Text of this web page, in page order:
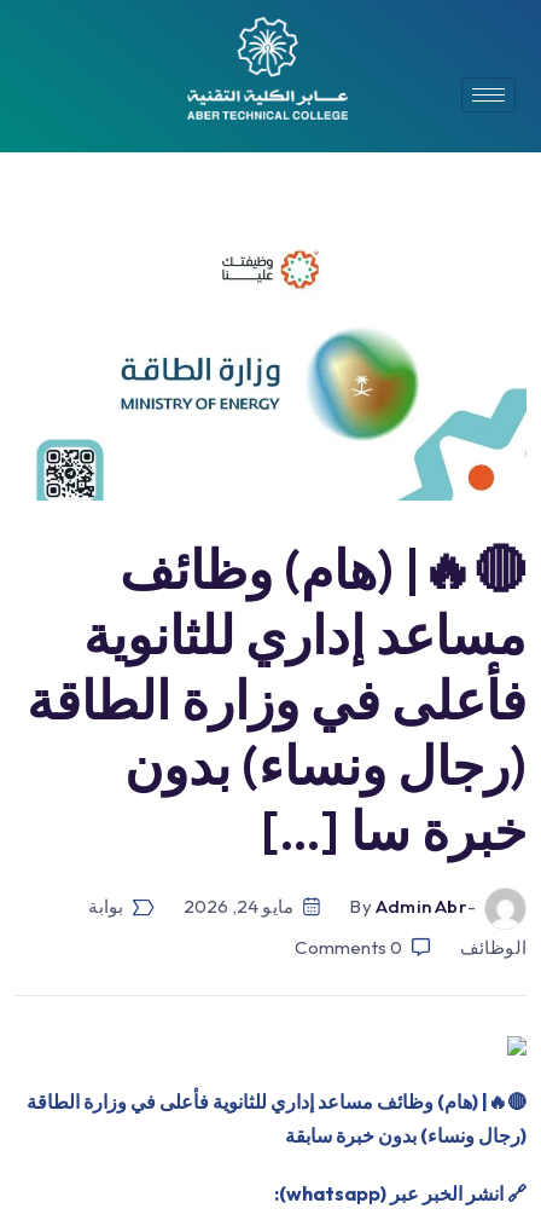
🔴🔥| (هام) وظائف
مساعد إداري للثانوية
فأعلى في وزارة الطاقة
(رجال ونساء) بدون
خبرة سا […]
-by
Admin Abr مايو 24, 2026
بوابة
الوظائف
0
Comments
🔴🔥| (هام) وظائف مساعد إداري للثانوية فأعلى في وزارة الطاقة
(رجال ونساء) بدون خبرة سابقة
🔗 انشر الخبر عبر (whatsapp):